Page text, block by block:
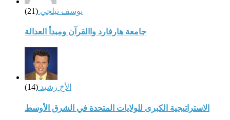
يوسف تيلجي (21)
جامعة هارفارد واالقرآن ومبدأ العدالة
الأخ رشيد (14)
الاستراتيجية الكبرى للولايات المتحدة في الشرق الأوسط